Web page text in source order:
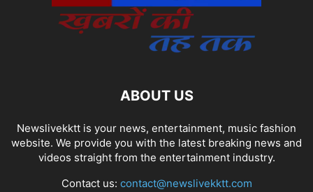
ABOUT US
Newslivekktt is your news, entertainment, music fashion
website. We provide you with the latest breaking news and
videos straight from the entertainment industry.
Contact us: contact@newslivekktt.com